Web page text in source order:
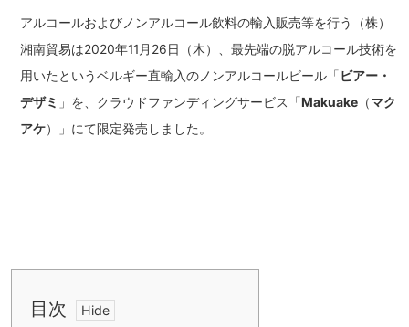
アルコールおよびノンアルコール飲料の輸入販売等を行う（株）
湘南貿易は2020年11月26日（木）、最先端の脱アルコール技術を
用いたというベルギー直輸入のノンアルコールビール「 ビアー・
デザミ 」を、クラウドファンディングサービス「Makuake （マク
アケ）」にて限定発売しました。
目次